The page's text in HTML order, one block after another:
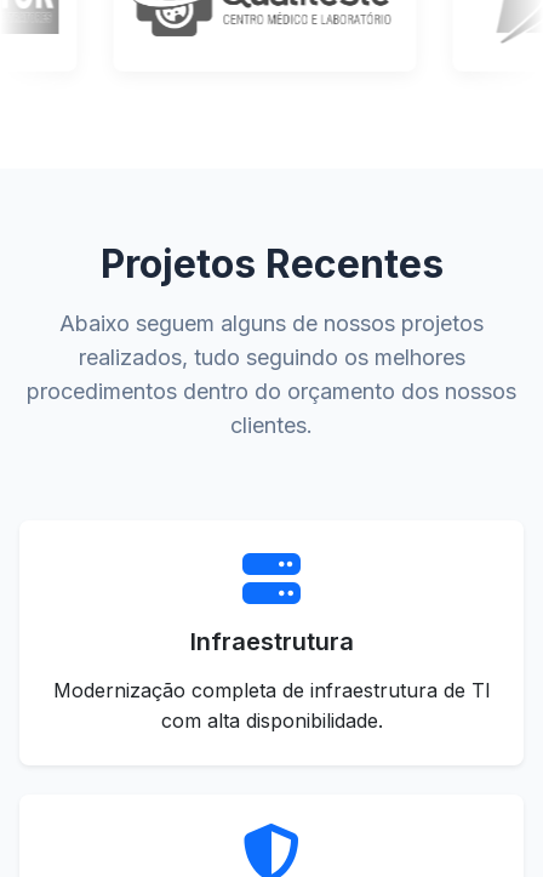
Projetos Recentes
Abaixo seguem alguns de nossos projetos
realizados, tudo seguindo os melhores
procedimentos dentro do orçamento dos nossos
clientes.
Infraestrutura
Modernização completa de infraestrutura de TI
com alta disponibilidade.